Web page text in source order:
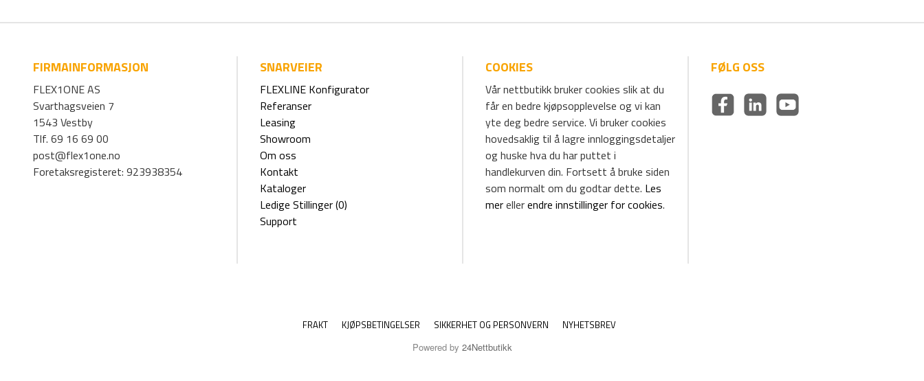
FIRMAINFORMASJON
FLEX1ONE AS
Svarthagsveien 7
1543 Vestby
Tlf. 69 16 69 00
post@flex1one.no
Foretaksregisteret: 923938354
SNARVEIER
FLEXLINE Konfigurator
Referanser
Leasing
Showroom
Om oss
Kontakt
Kataloger
Ledige Stillinger (0)
Support
COOKIES
Vår nettbutikk bruker cookies slik at du
får en bedre kjøpsopplevelse og vi kan
yte deg bedre service. Vi bruker cookies
hovedsaklig til å lagre innloggingsdetaljer
og huske hva du har puttet i
handlekurven din. Fortsett å bruke siden
som normalt om du godtar dette. Les
merellerendre innstillinger for cookies.
FØLG OSS
FRAKT KJØPSBETINGELSER SIKKERHET OG PERSONVERN NYHETSBREV
Powered by 24Nettbutikk